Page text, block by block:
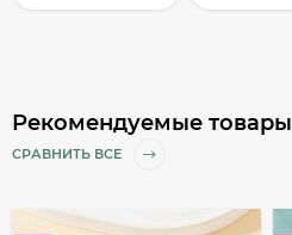
Рекомендуемые товары
СРАВНИТЬ ВСЕ